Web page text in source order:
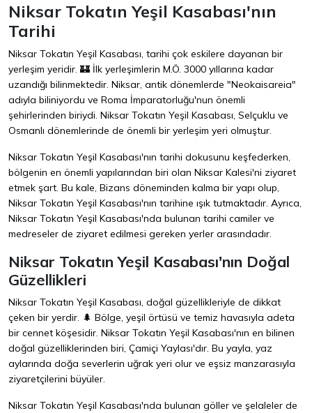
Niksar Tokatın Yeşil Kasabası'nın
Tarihi
Niksar Tokatın Yeşil Kasabası, tarihi çok eskilere dayanan bir
yerleşim yeridir. 🏰 İlk yerleşimlerin M.Ö. 3000 yıllarına kadar
uzandığı bilinmektedir. Niksar, antik dönemlerde "Neokaisareia"
adıyla biliniyordu ve Roma İmparatorluğu'nun önemli
şehirlerinden biriydi. Niksar Tokatın Yeşil Kasabası, Selçuklu ve
Osmanlı dönemlerinde de önemli bir yerleşim yeri olmuştur.
Niksar Tokatın Yeşil Kasabası'nın tarihi dokusunu keşfederken,
bölgenin en önemli yapılarından biri olan Niksar Kalesi'ni ziyaret
etmek şart. Bu kale, Bizans döneminden kalma bir yapı olup,
Niksar Tokatın Yeşil Kasabası'nın tarihine ışık tutmaktadır. Ayrıca,
Niksar Tokatın Yeşil Kasabası'nda bulunan tarihi camiler ve
medreseler de ziyaret edilmesi gereken yerler arasındadır.
Niksar Tokatın Yeşil Kasabası'nın Doğal
Güzellikleri
Niksar Tokatın Yeşil Kasabası, doğal güzellikleriyle de dikkat
çeken bir yerdir. 🌲 Bölge, yeşil örtüsü ve temiz havasıyla adeta
bir cennet köşesidir. Niksar Tokatın Yeşil Kasabası'nın en bilinen
doğal güzelliklerinden biri, Çamiçi Yaylası'dır. Bu yayla, yaz
aylarında doğa severlerin uğrak yeri olur ve eşsiz manzarasıyla
ziyaretçilerini büyüler.
Niksar Tokatın Yeşil Kasabası'nda bulunan göller ve şelaleler de